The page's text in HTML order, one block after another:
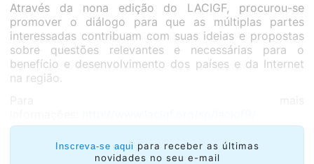
Através da nona edição do LACIGF, procurou-se
promover o diálogo para que as múltiplas partes
interessadas contribuam com suas ideias e propostas
sobre questões relevantes e necessárias para o
benefício e desenvolvimento dos países e da Internet
na região.
Inscreva-se aqui para receber as últimas
novidades no seu e-mail